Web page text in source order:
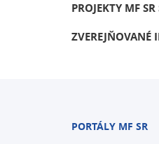
PROJEKTY MF
ZVEREJŇOVANÉ
PORTÁLY MF SR